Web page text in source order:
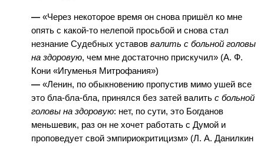
— «Через некоторое время он снова пришёл ко мне
опять с какой-то нелепой просьбой и снова стал
незнание Судебных уставоввалить с больной головы
на здоровую, чем мне достаточно прискучил» (А. Ф.
Кони «Игуменья Митрофания»)
— «Ленин, по обыкновению пропустив мимо ушей все
это бла-бла-бла, принялся без затей валитьс больной
головы на здоровую: нет, по сути, это Богданов
меньшевик, раз он не хочет работать с Думой и
проповедует свой эмпириокритицизм» (Л. А. Данилкин